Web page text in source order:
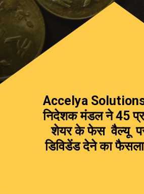
Accelya
निदेशक मंडल ने ₹45
शेयर के फेस वैल्यू
डिविडेंड देने का